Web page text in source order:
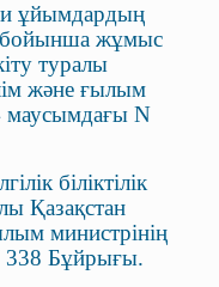
ұйымдардың
бойынша жұмыс
туралы
және ғылым
маусымдағы N
біліктілік
Қазақстан
министрінің
338 Бұйрығы.